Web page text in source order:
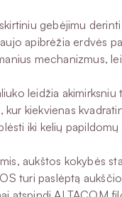
gebėjimu
apibrėžia
mechanizmus,
leidžia
kiekvienas
iki kelių
aukštos kokybės
turi paslėptą